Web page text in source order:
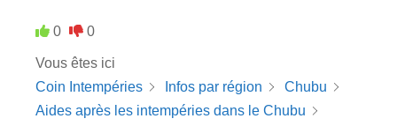
0 0
Vous êtes ici
Coin Intempéries
Infos par région
Chubu
Aides après les intempéries dans le Chubu